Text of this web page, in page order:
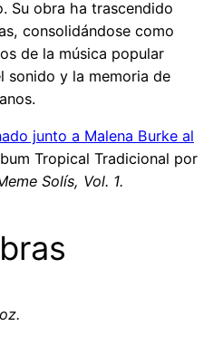
Su obra ha trascendido
consolidándose como
de la música popular
sonido y la memoria de
junto a Malena Burke al
Tropical Tradicional por
Solís, Vol. 1.